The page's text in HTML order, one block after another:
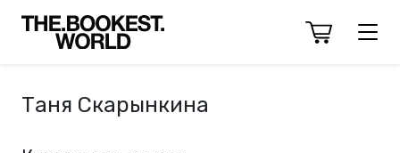
Таня Скарынкина